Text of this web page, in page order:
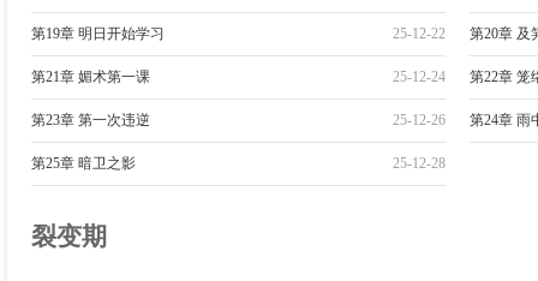
25-12-22
第19章 明日开始学习 第20章 及
25-12-24
第21章 媚术第一课 第22章 笼
25-12-26
第23章 第一次违逆 第24章 雨
25-12-28
第25章 暗卫之影
裂变期